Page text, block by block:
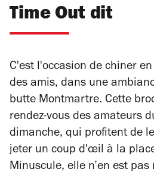
Time Out dit
C'est l'occasion de chiner
des amis, dans une
butte Montmartre. Cette
rendez-vous des amateurs
dimanche, qui profitent de
jeter un coup d'œil à la
Minuscule, elle n’en est